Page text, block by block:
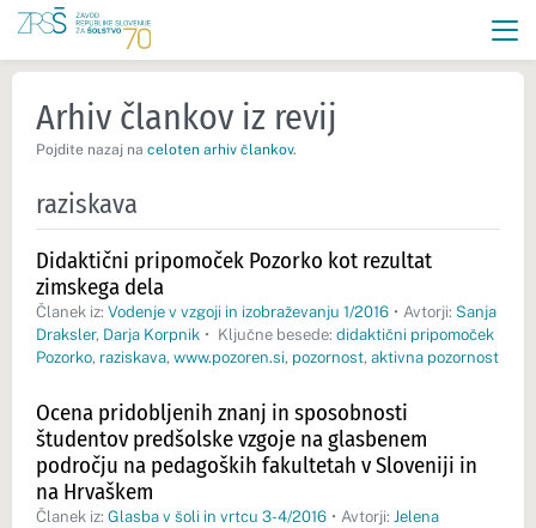
Arhiv člankov iz revij
Pojdite nazaj na celoten arhiv člankov.
raziskava
Didaktični pripomoček Pozorko kot rezultat
zimskega dela
Članek iz: Vodenje v vzgoji in izobraževanju 1/2016 • Avtorji: Sanja
Draksler, Darja Korpnik • Ključne besede: didaktični pripomoček
Pozorko, raziskava, www.pozoren.si, pozornost, aktivna pozornost
Ocena pridobljenih znanj in sposobnosti
študentov predšolske vzgoje na glasbenem
področju na pedagoških fakultetah v Sloveniji in
na Hrvaškem
Članek iz: Glasba v šoli in vrtcu 3-4/2016 • Avtorji: Jelena